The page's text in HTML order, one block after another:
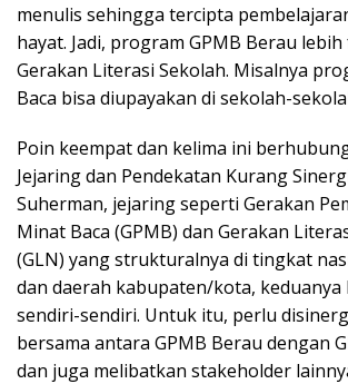
menulis sehingga tercipta
hayat. Jadi, program GPMB Berau
Gerakan Literasi Sekolah. Misalnya
Baca bisa diupayakan di sekolah-
Poin keempat dan kelima ini
Jejaring dan Pendekatan Kurang
Suherman, jejaring seperti Gerakan
Minat Baca (GPMB) dan Gerakan
(GLN) yang strukturalnya di tingkat
dan daerah kabupaten/kota, keduanya
sendiri-sendiri. Untuk itu, perlu
bersama antara GPMB Berau dengan
dan juga melibatkan stakeholder